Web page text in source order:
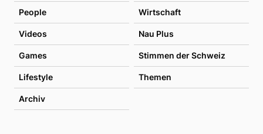
People Wirtschaft
Videos Nau Plus
Games Stimmen der Schweiz
Lifestyle Themen
Archiv